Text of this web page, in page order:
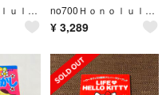
no199Ｈｏｎｏｌｕｌｕ Ｃｏｏｋｉｅ Ｃｏｍｐａｎｙ×ＨＥＬＬＯ ＫＩＴＴＹ no700Ｈｏｎｏｌｕｌｕ Ｃｏｏｋｉｅ Ｃｏｍｐａｎｙ×ＨＥＬＬＯ ＫＩＴＴＹ
¥ 3,289